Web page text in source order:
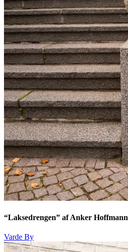
“Laksedrengen” af Anker Hoffmann
Varde By